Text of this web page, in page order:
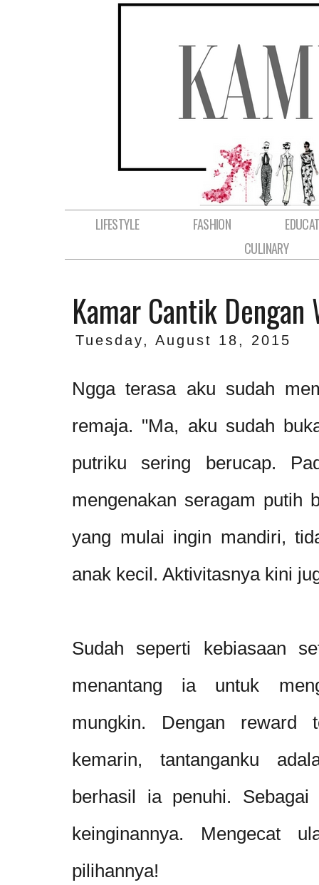
LIFESTYLE FASHION
CULINARY
Kamar Cantik Dengan
Tuesday, August 18, 2015
Ngga terasa aku sudah
remaja. "Ma, aku sudah
putriku sering berucap.
mengenakan seragam putih
yang mulai ingin mandiri,
anak kecil. Aktivitasnya kini
Sudah seperti kebiasaan
menantang ia untuk
mungkin. Dengan reward
kemarin, tantanganku
berhasil ia penuhi. Sebagai
keinginannya. Mengecat
pilihannya!